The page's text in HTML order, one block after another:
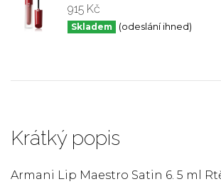
915 Kč
Skladem (odeslání ihned)
Krátký popis
Armani Lip Maestro Satin 6. 5 ml